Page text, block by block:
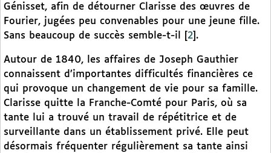
Génisset, afin de détourner Clarisse des œuvres de
Fourier, jugées peu convenables pour une jeune fille.
Sans beaucoup de succès semble-t-il
2 .
Autour de 1840, les affaires de Joseph Gauthier
connaissent d’importantes difficultés financières ce
qui provoque un changement de vie pour sa famille.
Clarisse quitte la Franche-Comté pour Paris, où sa
tante lui a trouvé un travail de répétitrice et de
surveillante dans un établissement privé. Elle peut
désormais fréquenter régulièrement sa tante ainsi